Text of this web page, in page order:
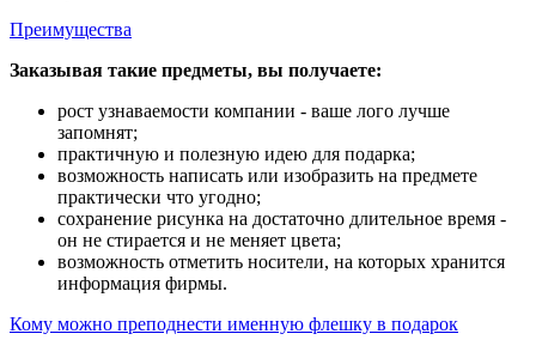
Преимущества
Заказывая такие предметы, вы получаете:
рост узнаваемости компании - ваше лого лучше
запомнят;
практичную и полезную идею для подарка;
возможность написать или изобразить на предмете
практически что угодно;
сохранение рисунка на достаточно длительное время -
он не стирается и не меняет цвета;
возможность отметить носители, на которых хранится
информация фирмы.
Кому можно преподнести именную флешку в подарок